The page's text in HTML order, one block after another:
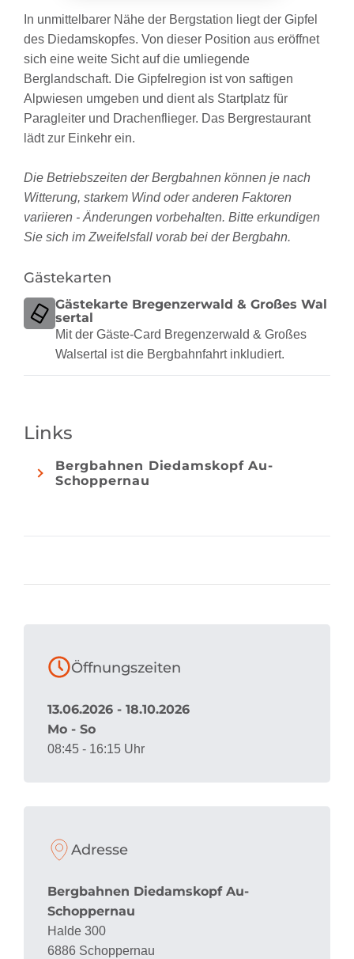
In unmittelbarer Nähe der Bergstation liegt der Gipfel
des Diedamskopfes. Von dieser Position aus eröffnet
sich eine weite Sicht auf die umliegende
Berglandschaft. Die Gipfelregion ist von saftigen
Alpwiesen umgeben und dient als Startplatz für
Paragleiter und Drachenflieger. Das Bergrestaurant
lädt zur Einkehr ein.
Die Betriebszeiten der Bergbahnen können je nach
Witterung, starkem Wind oder anderen Faktoren
variieren - Änderungen vorbehalten. Bitte erkundigen
Sie sich im Zweifelsfall vorab bei der Bergbahn.
Gästekarten
Gästekarte Bregenzerwald & Großes Wal
sertal
Mit der Gäste-Card Bregenzerwald & Großes
Walsertal ist die Bergbahnfahrt inkludiert.
Links
Bergbahnen Diedamskopf Au-
Schoppernau
Öffnungszeiten
13.06.2026 - 18.10.2026
Mo - So
08:45 - 16:15 Uhr
Adresse
Bergbahnen Diedamskopf Au-
Schoppernau
Halde 300
6886 Schoppernau